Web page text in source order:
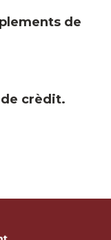
de
de crèdit.